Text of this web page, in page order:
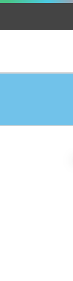
Přeskočit